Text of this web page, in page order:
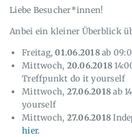
Liebe Besucher*innen!
Anbei ein kleiner Überblick
Freitag, 01.06.2018ab
Mittwoch, 20.06.2018
Treffpunkt do it yourself
Mittwoch, 27.06.2018 ab
yourself
Mittwoch, 27.06.2018
hier.